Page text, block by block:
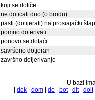
koji se dotiče
ne doticati dno (o brodu)
pasti (dotijerati) na prosiajački štap
pomno doterivati
ponovo se dotaći
savršeno dotjeran
završno dotjerivanje
U bazi
dok dom do bot| dit| doit